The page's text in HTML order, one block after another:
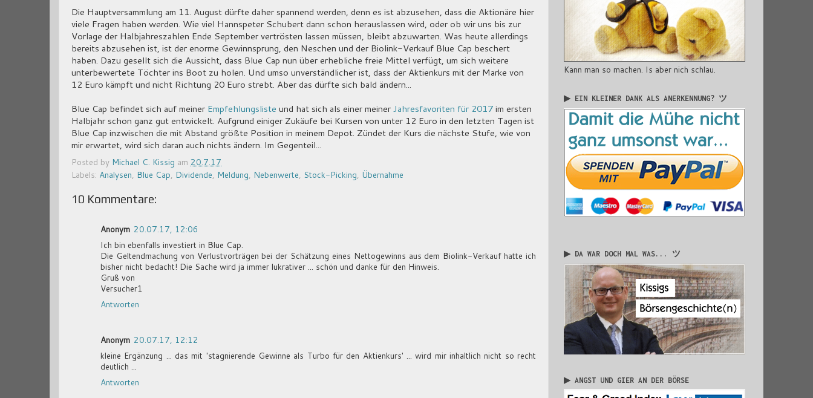
Die Hauptversammlung am 11. August dürfte daher spannend werden, denn es ist abzusehen, dass die Aktionäre hier
viele Fragen haben werden. Wie viel Hannspeter Schubert dann schon herauslassen wird, oder ob wir uns bis zur
Vorlage der Halbjahreszahlen Ende September vertrösten lassen müssen, bleibt abzuwarten. Was heute allerdings
bereits abzusehen ist, ist der enorme Gewinnsprung, den Neschen und der Biolink-Verkauf Blue Cap beschert
haben. Dazu gesellt sich die Aussicht, dass Blue Cap nun über erhebliche freie Mittel verfügt, um sich weitere
unterbewertete Töchter ins Boot zu holen. Und umso unverständlicher ist, dass der Aktienkurs mit der Marke von
12 Euro kämpft und nicht Richtung 20 Euro strebt. Aber das dürfte sich bald ändern...
Blue Cap befindet sich auf meiner Empfehlungsliste und hat sich als einer meinerJahresfavoriten für 2017im ersten
Halbjahr schon ganz gut entwickelt. Aufgrund einiger Zukäufe bei Kursen von unter 12 Euro in den letzten Tagen ist
Blue Cap inzwischen die mit Abstand größte Position in meinem Depot. Zündet der Kurs die nächste Stufe, wie von
mir erwartet, wird sich daran auch nichts ändern. Im Gegenteil...
Posted by Michael C. Kissig am 20.7.17
Labels: Analysen, Blue Cap, Dividende, Meldung, Nebenwerte, Stock-Picking, Übernahme
10 Kommentare:
Anonym 20.07.17, 12:06
Ich bin ebenfalls investiert in Blue Cap.
Die Geltendmachung von Verlustvorträgen bei der Schätzung eines Nettogewinns aus dem Biolink-Verkauf hatte ich
bisher nicht bedacht! Die Sache wird ja immer lukrativer ... schön und danke für den Hinweis.
Gruß von
Versucher1
Antworten
Anonym 20.07.17, 12:12
kleine Ergänzung ... das mit 'stagnierende Gewinne als Turbo für den Aktienkurs' ... wird mir inhaltlich nicht so recht
deutlich ...
Antworten
Kann man so machen. Is aber nich schlau.
▶ EIN KLEINER DANK ALS ANERKENNUNG? ツ
▶ DA WAR DOCH MAL WAS... ツ
▶ ANGST UND GIER AN DER BÖRSE